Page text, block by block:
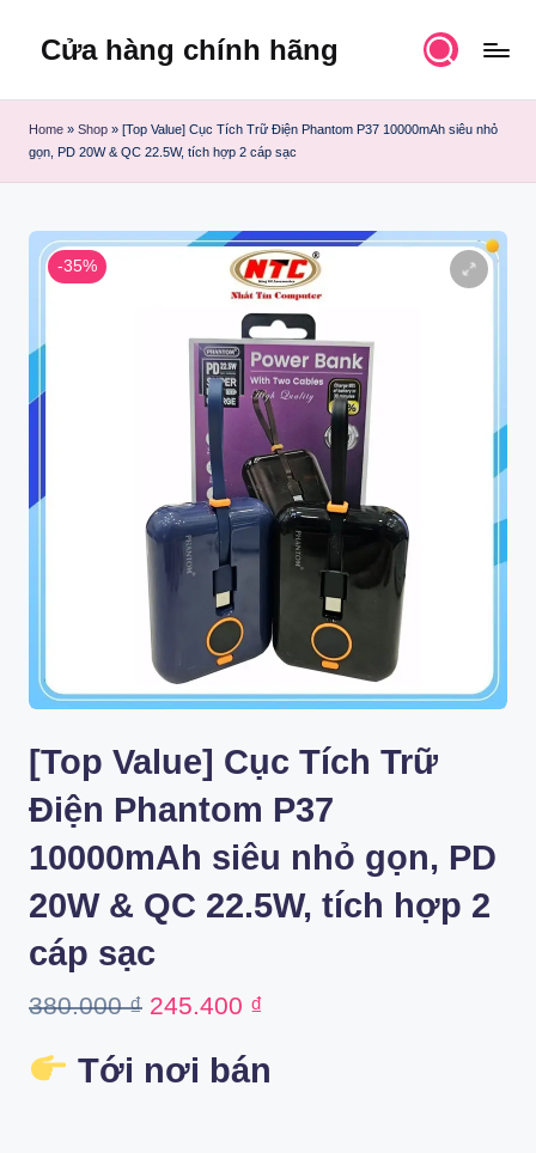
Cửa hàng chính hãng
Home » Shop » [Top Value] Cục Tích Trữ Điện Phantom P37 10000mAh siêu nhỏ
gọn, PD 20W & QC 22.5W, tích hợp 2 cáp sạc
-35%
[Top Value] Cục Tích Trữ
Điện Phantom P37
10000mAh siêu nhỏ gọn, PD
20W & QC 22.5W, tích hợp 2
cáp sạc
380.000₫ Original
was:
245.400 ₫
is:
Tới nơi bán